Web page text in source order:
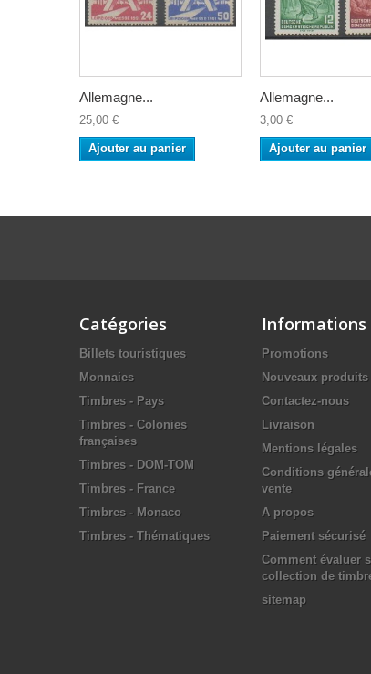
Allemagne...
25,00 €
Ajouter au panier
Allemagne...
3,00 €
Ajouter au panier
Catégories
Billets touristiques
Monnaies
Timbres - Pays
Timbres - Colonies
françaises
Timbres - DOM-TOM
Timbres - France
Timbres - Monaco
Timbres - Thématiques
Informations
Promotions
Nouveaux produits
Contactez-nous
Livraison
Mentions légales
Conditions
vente
A propos
Paiement sécurisé
Comment évaluer
collection de
sitemap